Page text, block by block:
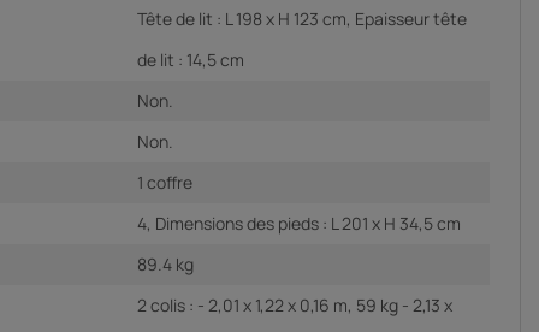
Tête de lit : L 198 x H 123 cm, Epaisseur tête
de lit : 14,5 cm
Non.
Non.
1 coffre
4, Dimensions des pieds : L 201 x H 34,5 cm
89.4 kg
2 colis : - 2,01 x 1,22 x 0,16 m, 59 kg - 2,13 x